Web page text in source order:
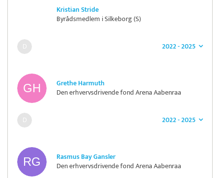
Kristian Stride
Byrådsmedlem i Silkeborg (S)
2022 - 2025
Grethe Harmuth
Den erhvervsdrivende fond Arena Aabenraa
2022 - 2025
Rasmus Bay Gansler
Den erhvervsdrivende fond Arena Aabenraa